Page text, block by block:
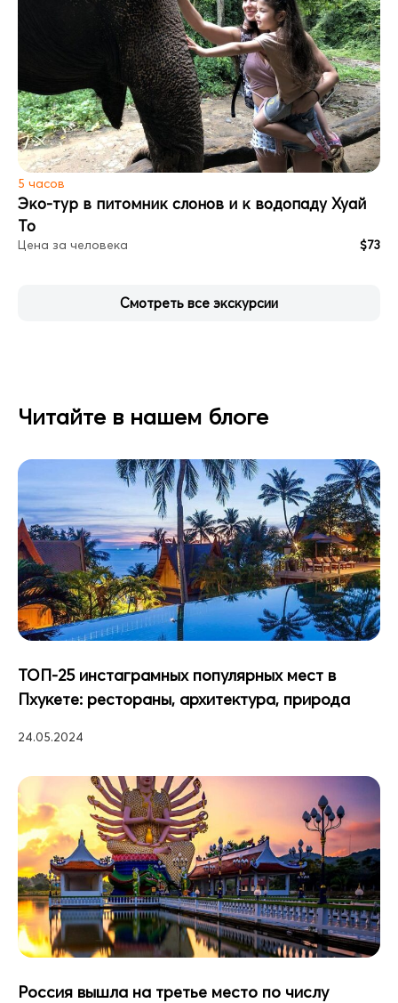
5 часов
Эко-тур в питомник слонов и к водопаду Хуай
То
Цена за человека $73
Смотреть все экскурсии
Читайте в нашем блоге
ТОП-25 инстаграмных популярных мест в
Пхукете: рестораны, архитектура, природа
24.05.2024
Россия вышла на третье место по числу